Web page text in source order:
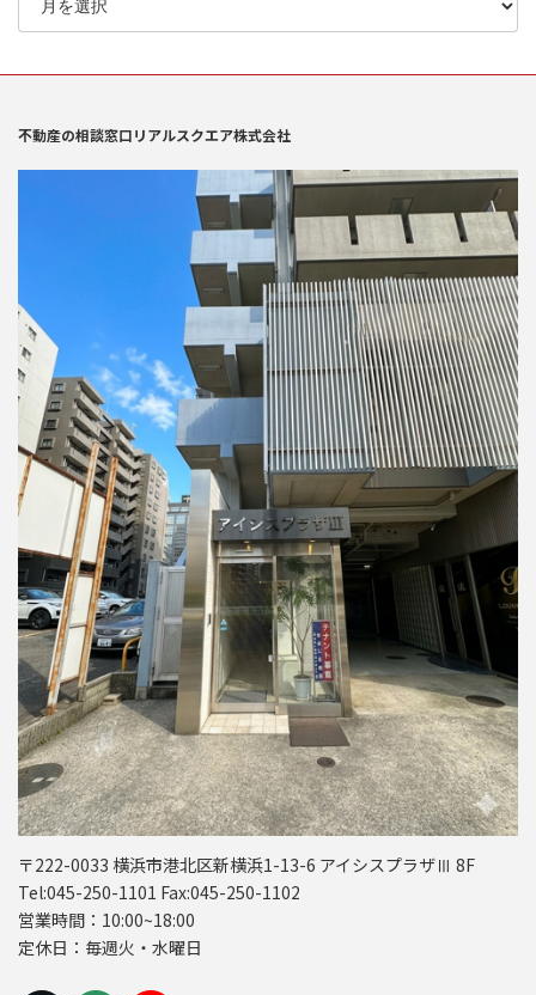
不動産の相談窓口リアルスクエア株式会社
〒222-0033 横浜市港北区新横浜1-13-6 アイシスプラザⅢ 8F
Tel:045-250-1101 Fax:045-250-1102
営業時間：10:00~18:00
定休日：毎週火・水曜日